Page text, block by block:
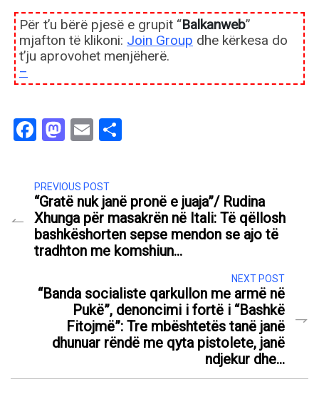
Për t’u bërë pjesë e grupit “Balkanweb”
mjafton të klikoni: Join Group dhe kërkesa do
t’ju aprovohet menjëherë.
–
Facebook
Mastodon
Email
PREVIOUS POST
“Gratë nuk janë pronë e juaja”/ Rudina
Xhunga për masakrën në Itali: Të qëllosh
bashkëshorten sepse mendon se ajo të
tradhton me komshiun…
NEXT POST
“Banda socialiste qarkullon me armë në
Pukë”, denoncimi i fortë i “Bashkë
Fitojmë”: Tre mbështetës tanë janë
dhunuar rëndë me qyta pistolete, janë
ndjekur dhe…